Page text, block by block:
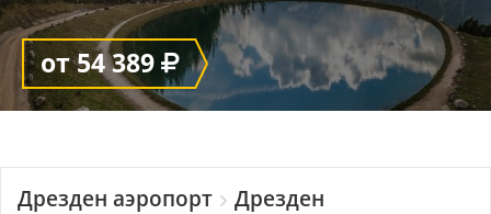
от 54 389
Дрезден аэропорт Дрезден